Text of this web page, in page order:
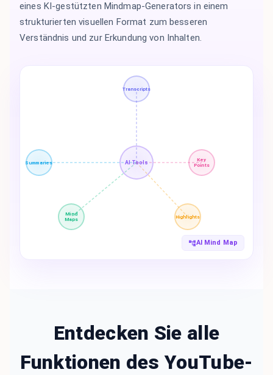
AI Tools
Transcripts
Summaries
Key
Points
Mind
Maps
Highlights
AI Mind Map
eines KI-gestützten Mindmap-Generators in einem
strukturierten visuellen Format zum besseren
Verständnis und zur Erkundung von Inhalten.
Entdecken Sie alle
Funktionen des YouTube-